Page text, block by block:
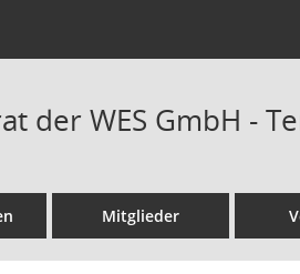
der WES GmbH -
Mitglieder